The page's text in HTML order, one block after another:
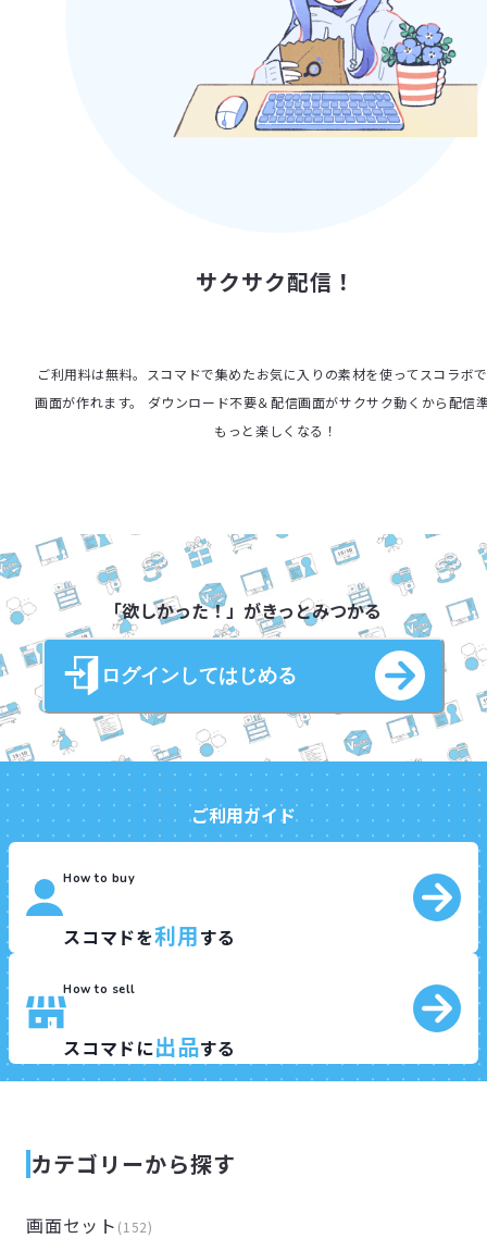
サクサク配信！
ご利用料は無料。スコマドで集めたお気に入りの素材を使ってスコラボ
画面が作れます。 ダウンロード不要＆配信画面がサクサク動くから配信
もっと楽しくなる！
「欲しかった！」がきっとみつかる
ログインしてはじめる
ご利用ガイド
How to buy
スコマドを利用する
How to sell
スコマドに出品する
カテゴリーから探す
画面セット (152)